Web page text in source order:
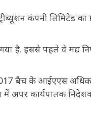
कंपनी लिमिटेड का
है. इससे पहले वे मद्य
बैच के आईएएस
में अपर कार्यपालक